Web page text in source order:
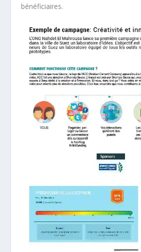
bénéficiaires.